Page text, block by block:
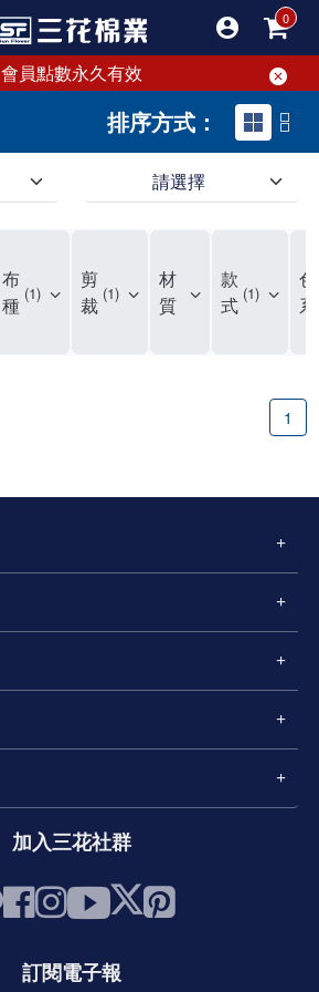
會員點數永久有效
排序方式：
請選擇
布
種 1
剪
裁 1
材
質
款
式 1
色
系
1
加入三花社群
訂閱電子報